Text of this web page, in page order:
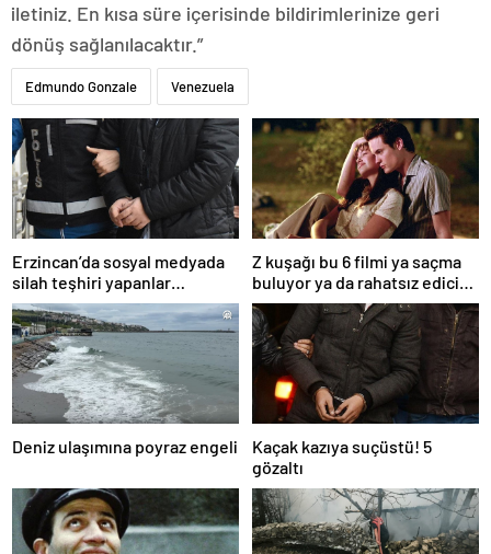
iletiniz. En kısa süre içerisinde bildirimlerinize geri
dönüş sağlanılacaktır.”
Edmundo Gonzale Venezuela
Erzincan’da sosyal medyada
silah teşhiri yapanlar
yakalandı
Z kuşağı bu 6 filmi ya saçma
buluyor ya da rahatsız edici
ve toksik!
Deniz ulaşımına poyraz engeli
Kaçak kazıya suçüstü! 5
gözaltı